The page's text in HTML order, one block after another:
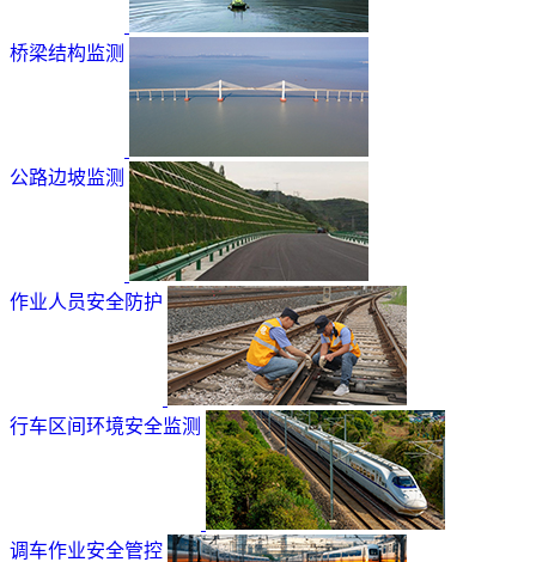
桥梁结构监测
公路边坡监测
作业人员安全防护
行车区间环境安全监测
调车作业安全管控